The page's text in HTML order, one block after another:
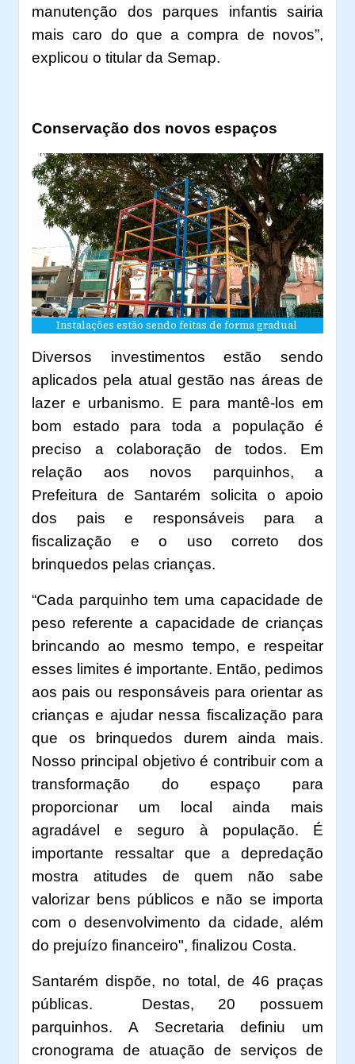
manutenção dos parques infantis sairia
mais caro do que a compra de novos”,
explicou o titular da Semap.
Conservação dos novos espaços
Instalações estão sendo feitas de forma gradual
Diversos investimentos estão sendo
aplicados pela atual gestão nas áreas de
lazer e urbanismo. E para mantê-los em
bom estado para toda a população é
preciso a colaboração de todos. Em
relação aos novos parquinhos, a
Prefeitura de Santarém solicita o apoio
dos pais e responsáveis para a
fiscalização e o uso correto dos
brinquedos pelas crianças.
“Cada parquinho tem uma capacidade de
peso referente a capacidade de crianças
brincando ao mesmo tempo, e respeitar
esses limites é importante. Então, pedimos
aos pais ou responsáveis para orientar as
crianças e ajudar nessa fiscalização para
que os brinquedos durem ainda mais.
Nosso principal objetivo é contribuir com a
transformação do espaço para
proporcionar um local ainda mais
agradável e seguro à população. É
importante ressaltar que a depredação
mostra atitudes de quem não sabe
valorizar bens públicos e não se importa
com o desenvolvimento da cidade, além
do prejuízo financeiro", finalizou Costa.
Santarém dispõe, no total, de 46 praças
públicas. Destas, 20 possuem
parquinhos. A Secretaria definiu um
cronograma de atuação de serviços de